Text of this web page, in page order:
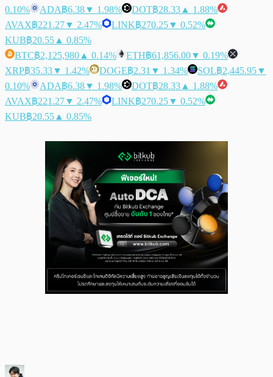
0.10%
ADA฿6.38▼ 1.98% DOT฿28.33 ▲ 1.88%
AVAX฿221.27▼ 2.47% LINK฿270.25▼ 0.52%
KUB฿20.55 ▲ 0.85%
BTC฿2,125,980 ▲ 0.14% ETH฿61,856.00▼ 0.19%
XRP฿35.33▼ 1.42% DOGE฿2.31 ▼ 1.34% SOL฿2,445.95▼
0.10%
ADA฿6.38▼ 1.98% DOT฿28.33 ▲ 1.88%
AVAX฿221.27▼ 2.47% LINK฿270.25▼ 0.52%
KUB฿20.55 ▲ 0.85%